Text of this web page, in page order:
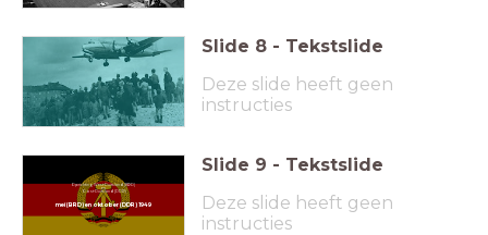
Slide 8 - Tekstslide
Deze slide heeft geen
instructies
Oprichting West-Duitsland (BRD)
en
Oost-Duitsland (DDR)
mei (BRD) en oktober (DDR) 1949
Slide 9 - Tekstslide
Deze slide heeft geen
instructies